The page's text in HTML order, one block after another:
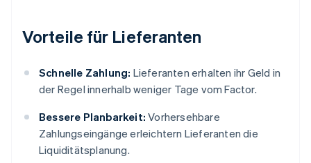
Vorteile für Lieferanten
Schnelle Zahlung: Lieferanten erhalten ihr Geld in
der Regel innerhalb weniger Tage vom Factor.
Bessere Planbarkeit: Vorhersehbare
Zahlungseingänge erleichtern Lieferanten die
Liquiditätsplanung.